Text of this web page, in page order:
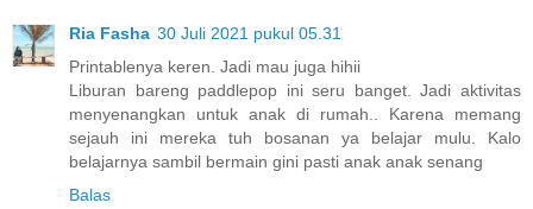
Ria Fasha 30 Juli 2021 pukul 05.31
Printablenya keren. Jadi mau juga hihii
Liburan bareng paddlepop ini seru banget. Jadi aktivitas
menyenangkan untuk anak di rumah.. Karena memang
sejauh ini mereka tuh bosanan ya belajar mulu. Kalo
belajarnya sambil bermain gini pasti anak anak senang
Balas